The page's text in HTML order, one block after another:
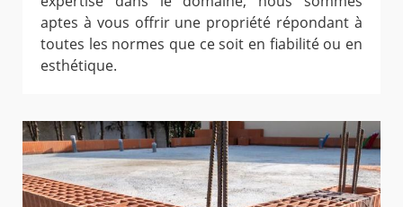
aptes à vous offrir une propriété répondant à
toutes les normes que ce soit en fiabilité ou en
esthétique.